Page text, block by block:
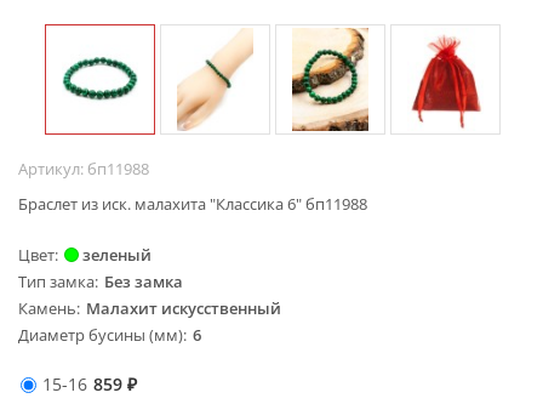
Артикул: бп11988
Браслет из иск. малахита "Классика 6" бп11988
Цвет
зеленый
Тип замка Без замка
Камень Малахит искусственный
Диаметр бусины (мм) 6
15-16 859 ₽